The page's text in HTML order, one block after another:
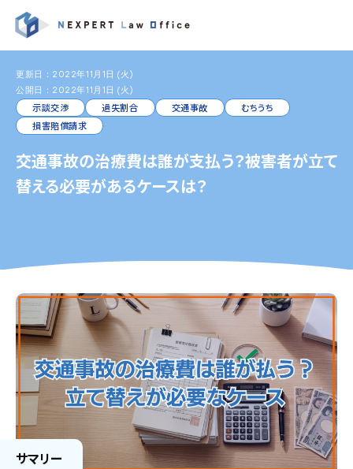
更新日：2022年11月1日 (火)
公開日：2022年11月1日 (火)
示談交渉
過失割合 交通事故
むちうち
損害賠償請求
交通事故の治療費は誰が支払う？被害者が立て
替える必要があるケースは？
サマリー